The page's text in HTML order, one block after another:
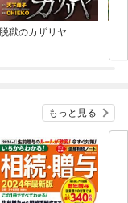
脱獄のカザリヤ
もっと見る